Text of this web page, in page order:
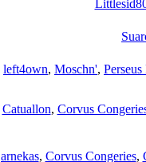
left4own, Moschn',
Catuallon, Corvus
, Corvus Congeries,